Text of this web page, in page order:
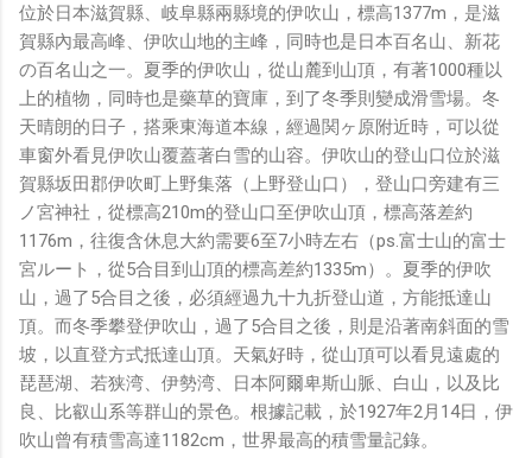
同樣身為RD，我只覺得 Shame on you！（打嘴炮、作
秀搶風頭、噁心帶風向、搞政治操作、把別人做事的成果搶
去幫自己抬轎、有鍋直接推給下屬扛、散佈同事私生活謠
言，還有職場霸凌，這些你他媽都頂級專業戶，除此之外沒
啥洨用了！） 一件理論上可以做到的事情，外行人的認知
被信息差，不懂加上沒實作能力去驗證，就什麼都變成黑科
技了（多黑？比巴西黑鮑魚還黑嗎？）。反重力技術說不定
也非啥黑科技，只是政府不讓你普通老百姓了解罷了。
Ray-ban Meta 的黑科技，講白了就是人家拉個百人團隊
在搞那支眼鏡，然後把軟體技能和硬體規格點滿，再加上極
致優化後的成果罷了！ 當時知道 Ray-Ban Meta 的智慧眼
鏡有塞入一個強大的 WiFi 6 晶片在裡面，一開始我猜測會
不會有可能是透過 WiFi P2P 或 WiFi SoftAP 的方式去做
串流（確實 Meta 的智能眼鏡，在同步媒體時，會強制要
求開啟手機的 WiFi 開關，所以媒體同步應該是靠 WiFi 通
道做的），而去年初我也快速做了一個WiFi Direct 架構
位於日本滋賀縣、岐阜縣兩縣境的伊吹山，標高1377m，是滋
賀縣內最高峰、伊吹山地的主峰，同時也是日本百名山、新花
の百名山之一。夏季的伊吹山，從山麓到山頂，有著1000種以
上的植物，同時也是藥草的寶庫，到了冬季則變成滑雪場。冬
天晴朗的日子，搭乘東海道本線，經過関ヶ原附近時，可以從
車窗外看見伊吹山覆蓋著白雪的山容。伊吹山的登山口位於滋
賀縣坂田郡伊吹町上野集落（上野登山口），登山口旁建有三
ノ宮神社，從標高210m的登山口至伊吹山頂，標高落差約
1176m，往復含休息大約需要6至7小時左右（ps.富士山的富士
宮ルート，從5合目到山頂的標高差約1335m）。夏季的伊吹
山，過了5合目之後，必須經過九十九折登山道，方能抵達山
頂。而冬季攀登伊吹山，過了5合目之後，則是沿著南斜面的雪
坡，以直登方式抵達山頂。天氣好時，從山頂可以看見遠處的
琵琶湖、若狭湾、伊勢湾、日本阿爾卑斯山脈、白山，以及比
良、比叡山系等群山的景色。根據記載，於1927年2月14日，伊
吹山曾有積雪高達1182cm，世界最高的積雪量記錄。